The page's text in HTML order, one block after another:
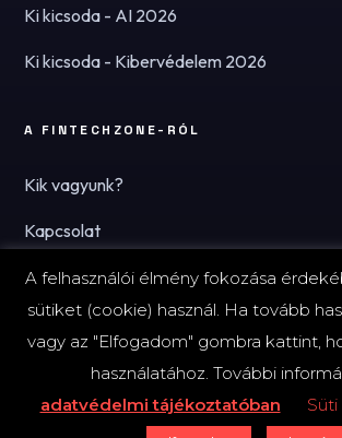
Ki kicsoda - AI 2026
Ki kicsoda - Kibervédelem 2026
A FINTECHZONE-RÓL
Kik vagyunk?
Kapcsolat
Hírlevél
© 2026 FinTechZone.hu - A FinTech Group Kft.
Adatvédelmi tájékoztató (PDF)Süti-
A felhasználói élmény fokozása
sütiket (cookie) használ. Ha tovább
vagy az "Elfogadom" gombra kattint,
használatához. További
adatvédelmi tájékoztatóban